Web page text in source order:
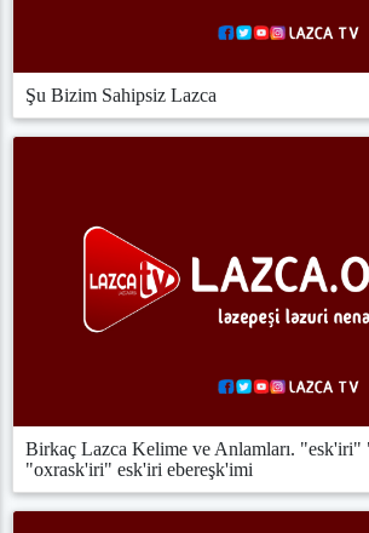
Şu Bizim Sahipsiz Lazca
Birkaç Lazca Kelime ve Anlamları.
"oxrask'iri" esk'iri ebereşk'imi